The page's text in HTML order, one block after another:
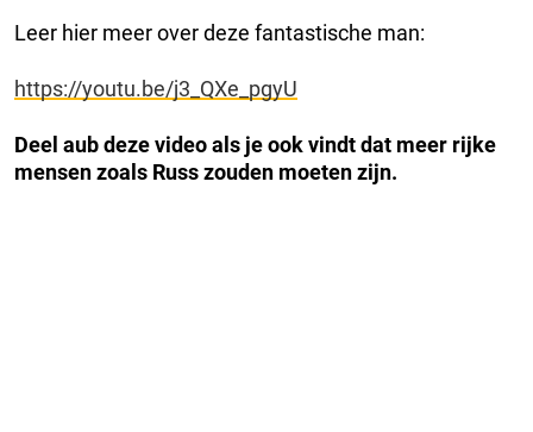
Leer hier meer over deze fantastische man:
https://youtu.be/j3_QXe_pgyU
Deel aub deze video als je ook vindt dat meer rijke
mensen zoals Russ zouden moeten zijn.